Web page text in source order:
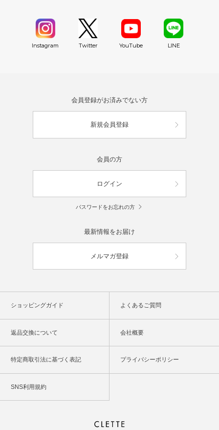
Instagram Twitter YouTube LINE
会員登録がお済みでない方
新規会員登録
会員の方
ログイン
パスワードをお忘れの方
最新情報をお届け
メルマガ登録
ショッピングガイド よくあるご質問
返品交換について 会社概要
特定商取引法に基づく表記 プライバシーポリシー
SNS利用規約